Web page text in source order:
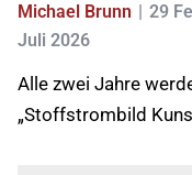
Michael Brunn 29
Juli 2026
Alle zwei Jahre
„Stoffstrombild